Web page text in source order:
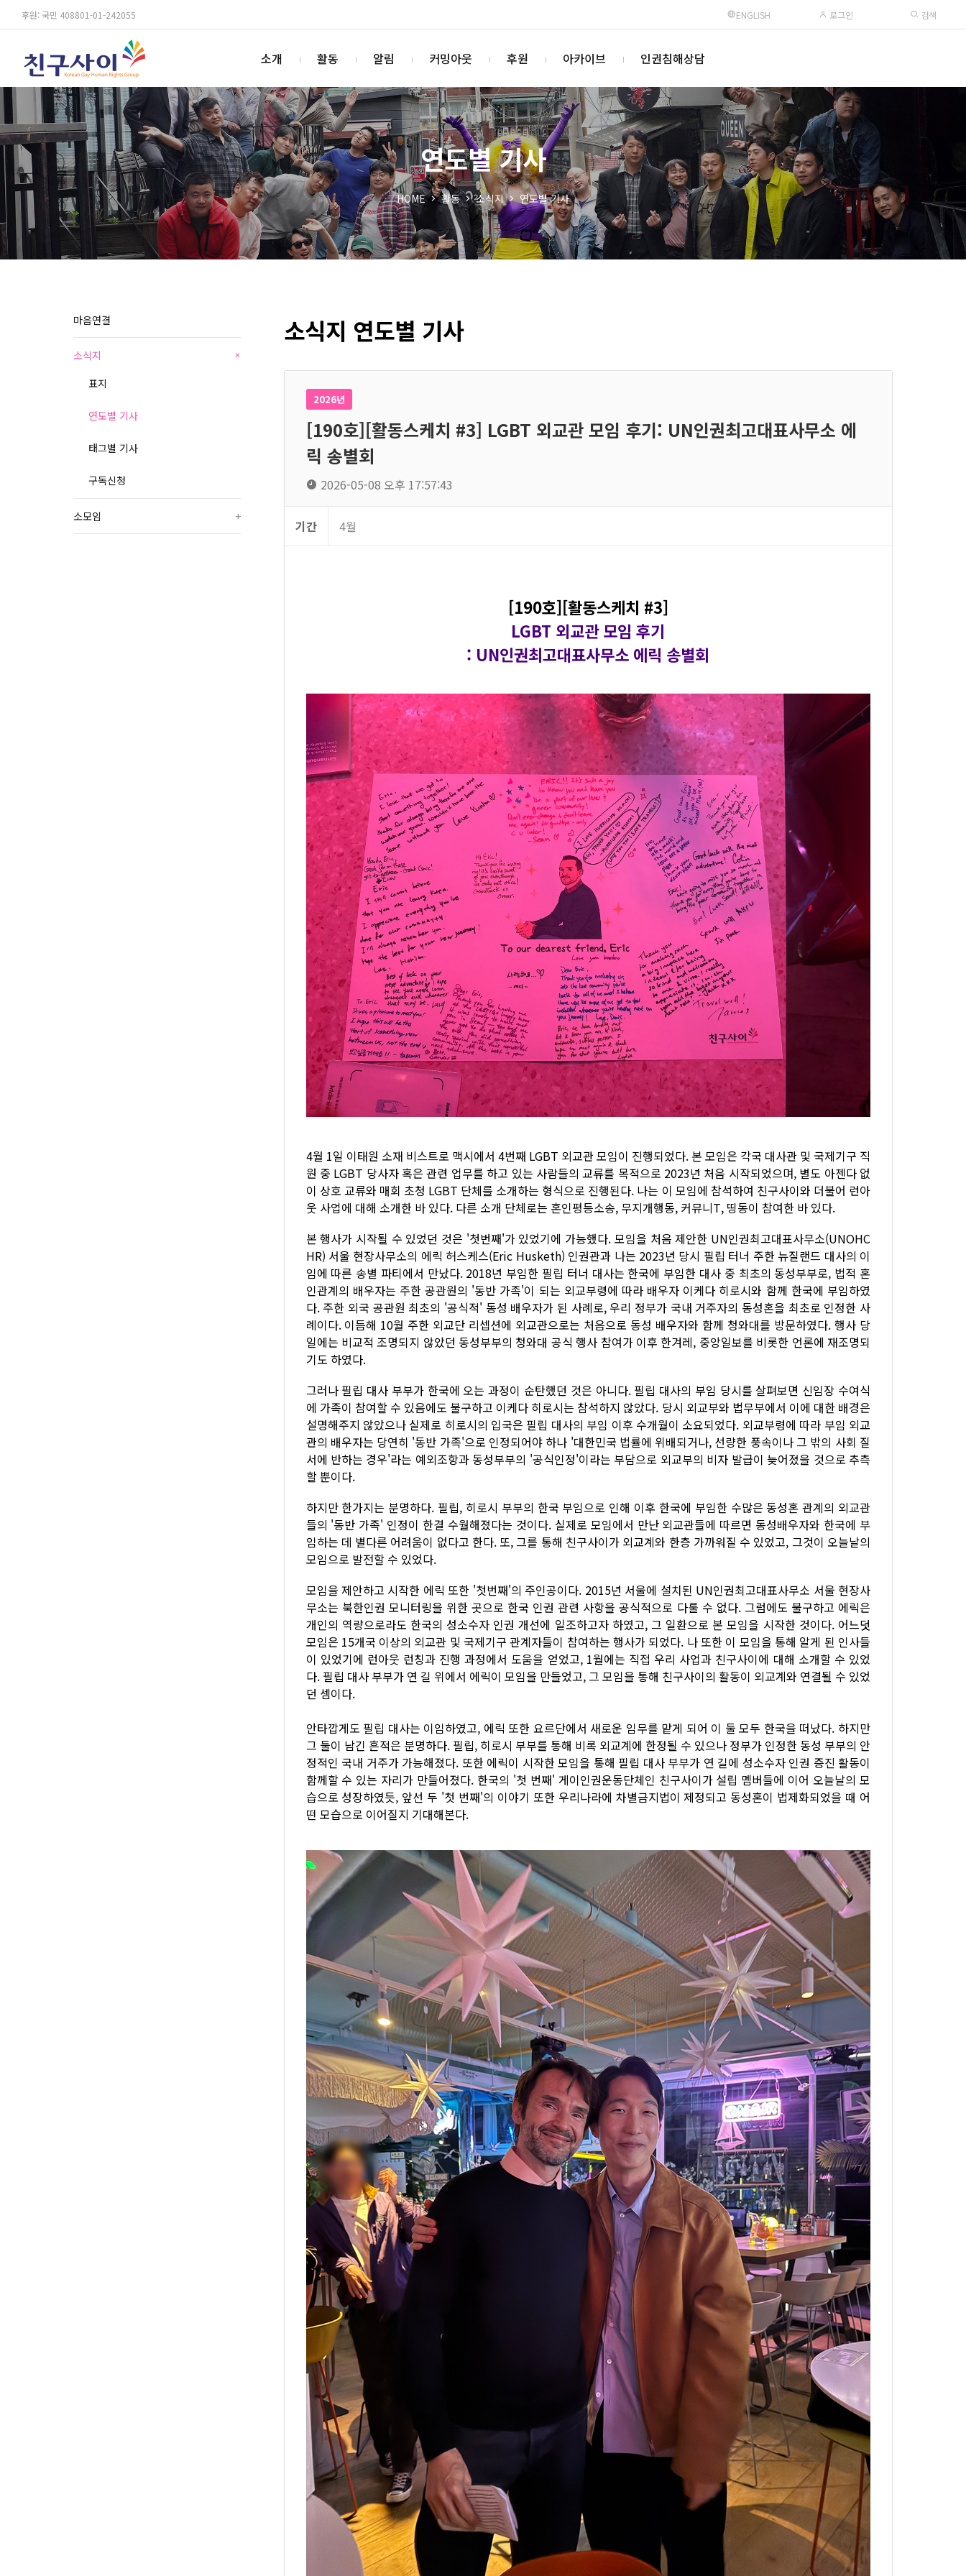
후원: 국민 408801-01-242055 ENGLISH 로그인 검색
소개 활동 알림 커밍아웃 후원 아카이브 인권침해상담
연도별 기사
HOME 활동 소식지 연도별 기사
마음연결
소식지 +
표지
연도별 기사
태그별 기사
구독신청
소모임 +
소식지 연도별 기사
2026년
[190호][활동스케치 #3] LGBT 외교관 모임 후기: UN인권최고대표사무소 에
릭 송별회
2026-05-08 오후 17:57:43
기간 4월
[190호][활동스케치 #3]
LGBT 외교관 모임 후기
: UN인권최고대표사무소 에릭 송별회
4월 1일 이태원 소재 비스트로 맥시에서 4번째 LGBT 외교관 모임이 진행되었다. 본 모임은 각국 대사관 및 국제기구 직
원 중 LGBT 당사자 혹은 관련 업무를 하고 있는 사람들의 교류를 목적으로 2023년 처음 시작되었으며, 별도 아젠다 없
이 상호 교류와 매회 초청 LGBT 단체를 소개하는 형식으로 진행된다. 나는 이 모임에 참석하여 친구사이와 더불어 런아
웃 사업에 대해 소개한 바 있다. 다른 소개 단체로는 혼인평등소송, 무지개행동, 커뮤니T, 띵동이 참여한 바 있다.
본 행사가 시작될 수 있었던 것은 '첫번째'가 있었기에 가능했다. 모임을 처음 제안한 UN인권최고대표사무소(UNOHC
HR) 서울 현장사무소의 에릭 허스케스(Eric Husketh) 인권관과 나는 2023년 당시 필립 터너 주한 뉴질랜드 대사의 이
임에 따른 송별 파티에서 만났다. 2018년 부임한 필립 터너 대사는 한국에 부임한 대사 중 최초의 동성부부로, 법적 혼
인관계의 배우자는 주한 공관원의 '동반 가족'이 되는 외교부령에 따라 배우자 이케다 히로시와 함께 한국에 부임하였
다. 주한 외국 공관원 최초의 '공식적' 동성 배우자가 된 사례로, 우리 정부가 국내 거주자의 동성혼을 최초로 인정한 사
례이다. 이듬해 10월 주한 외교단 리셉션에 외교관으로는 처음으로 동성 배우자와 함께 청와대를 방문하였다. 행사 당
일에는 비교적 조명되지 않았던 동성부부의 청와대 공식 행사 참여가 이후 한겨레, 중앙일보를 비롯한 언론에 재조명되
기도 하였다.
그러나 필립 대사 부부가 한국에 오는 과정이 순탄했던 것은 아니다. 필립 대사의 부임 당시를 살펴보면 신임장 수여식
에 가족이 참여할 수 있음에도 불구하고 이케다 히로시는 참석하지 않았다. 당시 외교부와 법무부에서 이에 대한 배경은
설명해주지 않았으나 실제로 히로시의 입국은 필립 대사의 부임 이후 수개월이 소요되었다. 외교부령에 따라 부임 외교
관의 배우자는 당연히 '동반 가족'으로 인정되어야 하나 '대한민국 법률에 위배되거나, 선량한 풍속이나 그 밖의 사회 질
서에 반하는 경우'라는 예외조항과 동성부부의 '공식인정'이라는 부담으로 외교부의 비자 발급이 늦어졌을 것으로 추측
할 뿐이다.
하지만 한가지는 분명하다. 필립, 히로시 부부의 한국 부임으로 인해 이후 한국에 부임한 수많은 동성혼 관계의 외교관
들의 '동반 가족' 인정이 한결 수월해졌다는 것이다. 실제로 모임에서 만난 외교관들에 따르면 동성배우자와 한국에 부
임하는 데 별다른 어려움이 없다고 한다. 또, 그를 통해 친구사이가 외교계와 한층 가까워질 수 있었고, 그것이 오늘날의
모임으로 발전할 수 있었다.
모임을 제안하고 시작한 에릭 또한 '첫번째'의 주인공이다. 2015년 서울에 설치된 UN인권최고대표사무소 서울 현장사
무소는 북한인권 모니터링을 위한 곳으로 한국 인권 관련 사항을 공식적으로 다룰 수 없다. 그럼에도 불구하고 에릭은
개인의 역량으로라도 한국의 성소수자 인권 개선에 일조하고자 하였고, 그 일환으로 본 모임을 시작한 것이다. 어느덧
모임은 15개국 이상의 외교관 및 국제기구 관계자들이 참여하는 행사가 되었다. 나 또한 이 모임을 통해 알게 된 인사들
이 있었기에 런아웃 런칭과 진행 과정에서 도움을 얻었고, 1월에는 직접 우리 사업과 친구사이에 대해 소개할 수 있었
다. 필립 대사 부부가 연 길 위에서 에릭이 모임을 만들었고, 그 모임을 통해 친구사이의 활동이 외교계와 연결될 수 있었
던 셈이다.
안타깝게도 필립 대사는 이임하였고, 에릭 또한 요르단에서 새로운 임무를 맡게 되어 이 둘 모두 한국을 떠났다. 하지만
그 둘이 남긴 흔적은 분명하다. 필립, 히로시 부부를 통해 비록 외교계에 한정될 수 있으나 정부가 인정한 동성 부부의 안
정적인 국내 거주가 가능해졌다. 또한 에릭이 시작한 모임을 통해 필립 대사 부부가 연 길에 성소수자 인권 증진 활동이
함께할 수 있는 자리가 만들어졌다. 한국의 '첫 번째' 게이인권운동단체인 친구사이가 설립 멤버들에 이어 오늘날의 모
습으로 성장하였듯, 앞선 두 '첫 번째'의 이야기 또한 우리나라에 차별금지법이 제정되고 동성혼이 법제화되었을 때 어
떤 모습으로 이어질지 기대해본다.